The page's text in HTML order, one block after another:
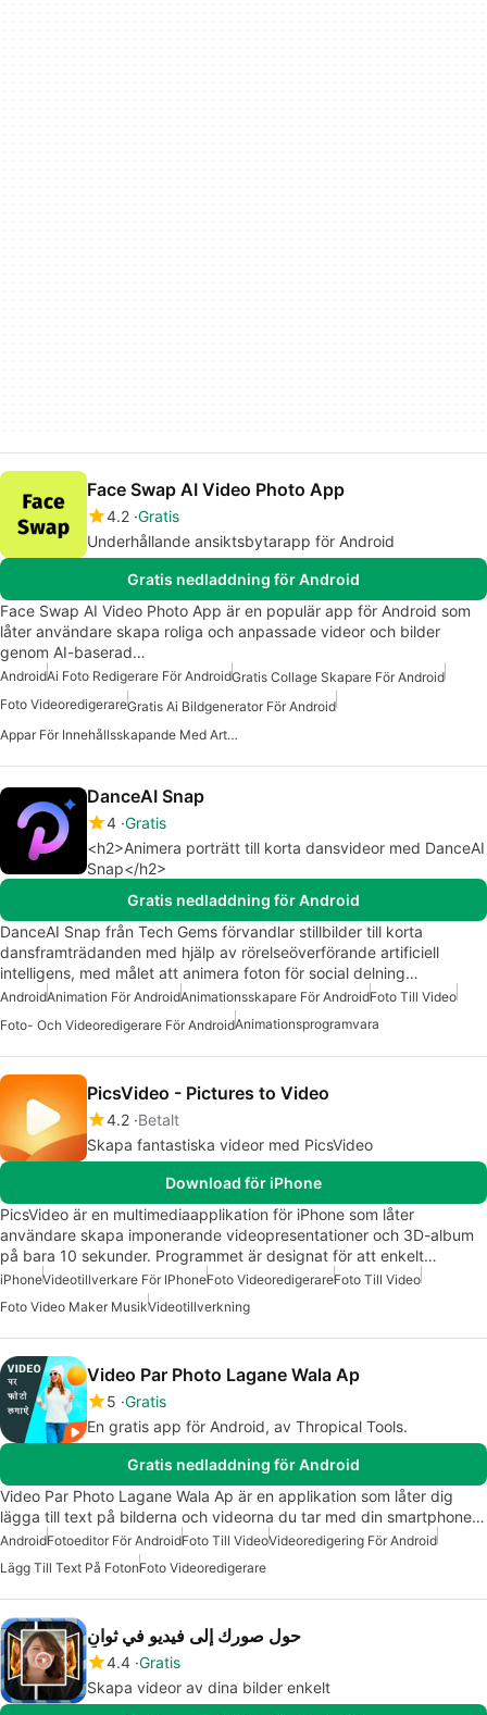
Face Swap AI Video Photo App
4.2 Gratis
Underhållande ansiktsbytarapp för Android
Gratis nedladdning för Android
Face Swap AI Video Photo App är en populär app för Android som
låter användare skapa roliga och anpassade videor och bilder
genom AI-baserad…
AndroidAi Foto Redigerare För AndroidGratis Collage Skapare För Android
Foto VideoredigerareGratis Ai Bildgenerator För Android
Appar För Innehållsskapande Med Artificiell Intelligens
DanceAI Snap
4 Gratis
<h2>Animera porträtt till korta dansvideor med DanceAI
Snap</h2>
Gratis nedladdning för Android
DanceAI Snap från Tech Gems förvandlar stillbilder till korta
dansframträdanden med hjälp av rörelseöverförande artificiell
intelligens, med målet att animera foton för social delning…
AndroidAnimation För AndroidAnimationsskapare För AndroidFoto Till Video
Foto- Och Videoredigerare För AndroidAnimationsprogramvara
PicsVideo - Pictures to Video
4.2 Betalt
Skapa fantastiska videor med PicsVideo
Download för iPhone
PicsVideo är en multimediaapplikation för iPhone som låter
användare skapa imponerande videopresentationer och 3D-album
på bara 10 sekunder. Programmet är designat för att enkelt…
iPhoneVideotillverkare För IPhoneFoto VideoredigerareFoto Till Video
Foto Video Maker MusikVideotillverkning
Video Par Photo Lagane Wala Ap
5 Gratis
En gratis app för Android, av Thropical Tools.
Gratis nedladdning för Android
Video Par Photo Lagane Wala Ap är en applikation som låter dig
lägga till text på bilderna och videorna du tar med din smartphone…
AndroidFotoeditor För AndroidFoto Till VideoVideoredigering För Android
Lägg Till Text På FotonFoto Videoredigerare
حول صورك إلى فيديو في ثوانٍ
4.4 Gratis
Skapa videor av dina bilder enkelt